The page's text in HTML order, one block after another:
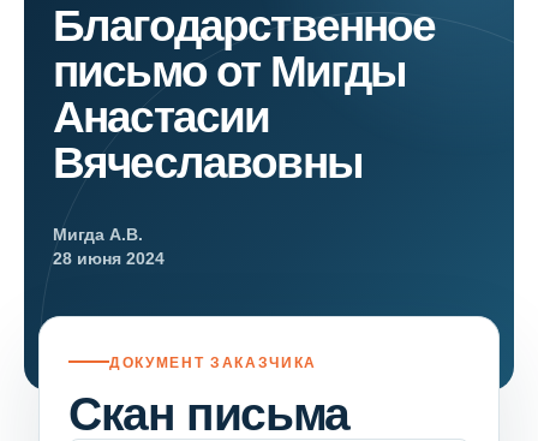
Благодарственное
письмо от Мигды
Анастасии
Вячеславовны
Мигда А.В.
28 июня 2024
ДОКУМЕНТ ЗАКАЗЧИКА
Скан письма